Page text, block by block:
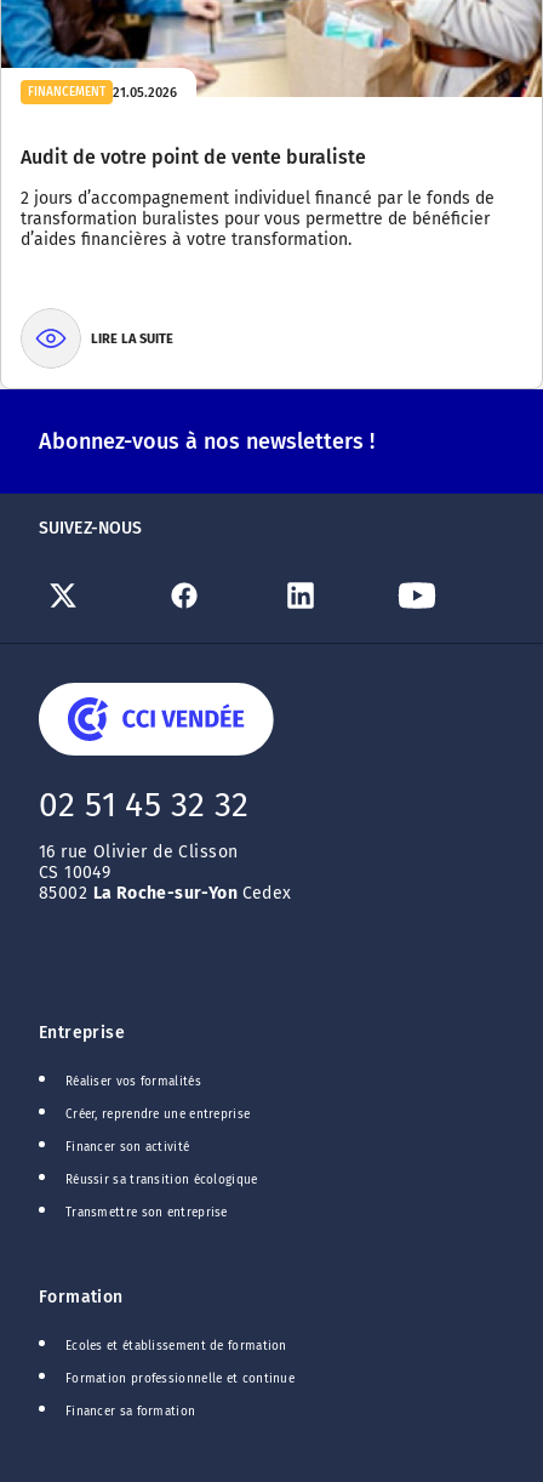
FINANCEMENT 21.05.2026
Audit de votre point de vente buraliste
2 jours d’accompagnement individuel financé par le fonds de
transformation buralistes pour vous permettre de bénéficier
d’aides financières à votre transformation.
LIRE LA SUITE
Abonnez-vous à nos newsletters !
SUIVEZ-NOUS
02 51 45 32 32
16 rue Olivier de Clisson
CS 10049
85002 La Roche-sur-Yon Cedex
Entreprise
Réaliser vos formalités
Créer, reprendre une entreprise
Financer son activité
Réussir sa transition écologique
Transmettre son entreprise
Formation
Ecoles et établissement de formation
Formation professionnelle et continue
Financer sa formation